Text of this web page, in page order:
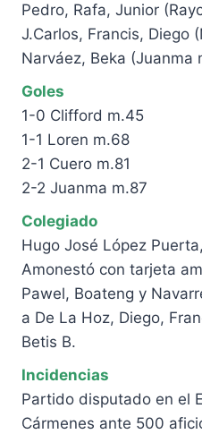
Pedro, Rafa, Junior
J.Carlos, Francis, Diego
Narváez, Beka (Juanma
Goles
1-0 Clifford m.45
1-1 Loren m.68
2-1 Cuero m.81
2-2 Juanma m.87
Colegiado
Hugo José López
Amonestó con tarjeta
Pawel, Boateng y
a De La Hoz, Diego,
Betis B.
Incidencias
Partido disputado en el
Cármenes ante 500